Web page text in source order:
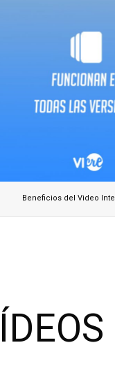
Beneficios del Video